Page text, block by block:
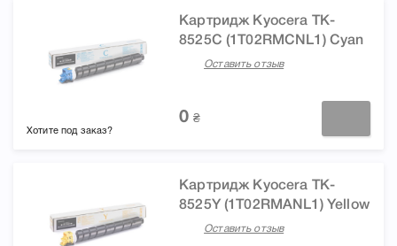
Картридж Kyocera TK-
8525С (1T02RMCNL1) Cyan
Оставить отзыв
0 ₴
Хотите под заказ?
Картридж Kyocera TK-
8525Y (1T02RMANL1) Yellow
Оставить отзыв